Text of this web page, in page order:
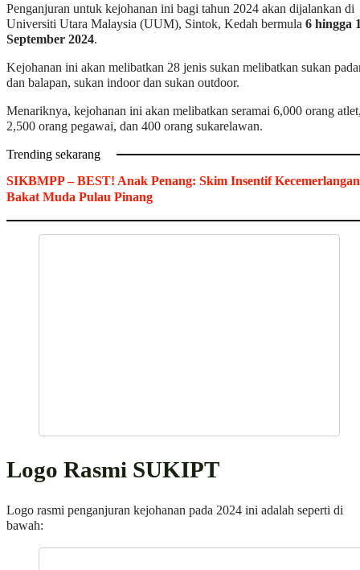
Penganjuran untuk kejohanan ini bagi tahun 2024 akan dijalankan di
Universiti Utara Malaysia (UUM), Sintok, Kedah bermula 6 hingga
September 2024.
Kejohanan ini akan melibatkan 28 jenis sukan melibatkan sukan
dan balapan, sukan indoor dan sukan outdoor.
Menariknya, kejohanan ini akan melibatkan seramai 6,000 orang
2,500 orang pegawai, dan 400 orang sukarelawan.
Trending sekarang
SIKBMPP – BEST! Anak Penang: Skim Insentif Kecemerlangan
Bakat Muda Pulau Pinang
Logo Rasmi SUKIPT
Logo rasmi penganjuran kejohanan pada 2024 ini adalah seperti di
bawah: